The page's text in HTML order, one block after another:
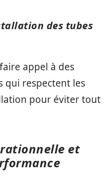
des tubes
appel à des
qui respectent les
pour éviter tout
et